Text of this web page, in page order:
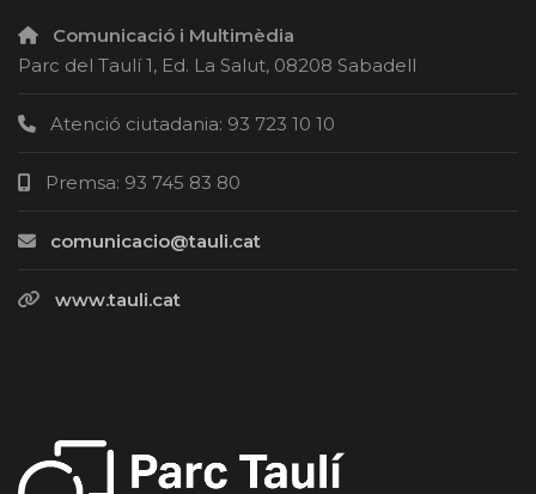
Comunicació i Multimèdia
Parc del Taulí 1, Ed. La Salut, 08208 Sabadell
Atenció ciutadania: 93 723 10 10
Premsa: 93 745 83 80
comunicacio@tauli.cat
www.tauli.cat